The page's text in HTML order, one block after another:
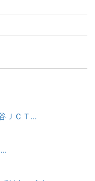
ＪＣＴ...